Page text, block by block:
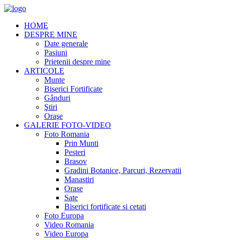
HOME
DESPRE MINE
Date generale
Pasiuni
Prietenii despre mine
ARTICOLE
Munte
Biserici Fortificate
Gânduri
Ştiri
Oraşe
GALERIE FOTO-VIDEO
Foto Romania
Prin Munti
Pesteri
Brasov
Gradini Botanice, Parcuri, Rezervatii
Manastiri
Orase
Sate
Biserici fortificate si cetati
Foto Europa
Video Romania
Video Europa